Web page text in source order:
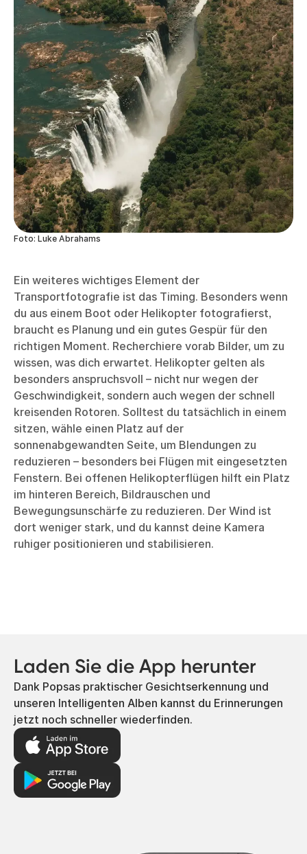
Foto: Luke Abrahams
Ein weiteres wichtiges Element der
Transportfotografie ist das Timing. Besonders wenn
du aus einem Boot oder Helikopter fotografierst,
braucht es Planung und ein gutes Gespür für den
richtigen Moment. Recherchiere vorab Bilder, um zu
wissen, was dich erwartet. Helikopter gelten als
besonders anspruchsvoll – nicht nur wegen der
Geschwindigkeit, sondern auch wegen der schnell
kreisenden Rotoren. Solltest du tatsächlich in einem
sitzen, wähle einen Platz auf der
sonnenabgewandten Seite, um Blendungen zu
reduzieren – besonders bei Flügen mit eingesetzten
Fenstern. Bei offenen Helikopterflügen hilft ein Platz
im hinteren Bereich, Bildrauschen und
Bewegungsunschärfe zu reduzieren. Der Wind ist
dort weniger stark, und du kannst deine Kamera
ruhiger positionieren und stabilisieren.
Laden Sie die App herunter
Dank Popsas praktischer Gesichtserkennung und
unseren Intelligenten Alben kannst du Erinnerungen
jetzt noch schneller wiederfinden.